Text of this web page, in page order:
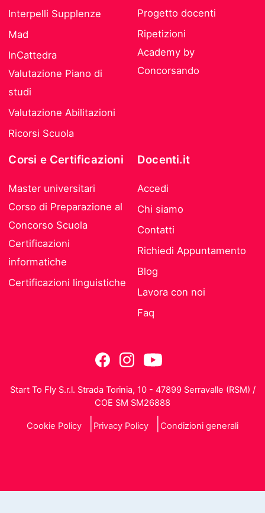
Interpelli Supplenze
Mad
InCattedra
Valutazione Piano di
studi
Valutazione Abilitazioni
Ricorsi Scuola
Progetto docenti
Ripetizioni
Academy by
Concorsando
Corsi e Certificazioni
Master universitari
Corso di Preparazione al
Concorso Scuola
Certificazioni
informatiche
Certificazioni linguistiche
Docenti.it
Accedi
Chi siamo
Contatti
Richiedi Appuntamento
Blog
Lavora con noi
Faq
Start To Fly S.r.l. Strada Torinia, 10 - 47899 Serravalle (RSM) /
COE SM SM26888
Cookie Policy Privacy Policy Condizioni generali